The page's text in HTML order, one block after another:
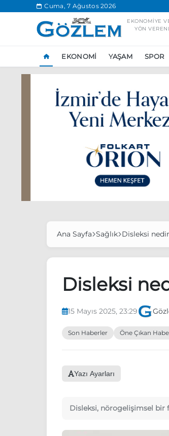
Cuma, 7 Ağustos 2026
EKONOMIYE
YÖN
EKONOMI YAŞAM SPOR
Ana Sayfa Sağlık Disleksi
Disleksi
15 Mayıs 2025, 23:29
Son Haberler Öne Çıkan
Yazı Ayarları
Disleksi, nörogelişimsel bir